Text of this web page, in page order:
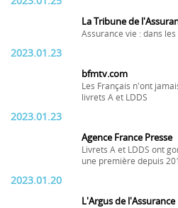
La Tribune de
Assurance vie : dans les
2023.01.23
bfmtv.com
Les Français n'ont
livrets A et LDDS
2023.01.23
Agence France Presse
Livrets A et LDDS ont
une première depuis
2023.01.20
L'Argus de l'Assurance